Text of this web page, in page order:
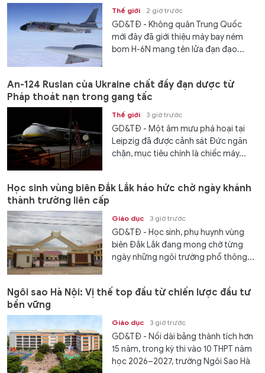
Thế giới 2 giờ trước
GD&TĐ - Không quân Trung Quốc
mới đây đã giới thiệu máy bay ném
bom H-6N mang tên lửa đạn đạo...
An-124 Ruslan của Ukraine chất đầy đạn dược từ
Pháp thoát nạn trong gang tấc
Thế giới 3 giờ trước
GD&TĐ - Một âm mưu phá hoại tại
Leipzig đã được cảnh sát Đức ngăn
chặn, mục tiêu chính là chiếc máy...
Học sinh vùng biên Đắk Lắk háo hức chờ ngày khánh
thành trường liên cấp
Giáo dục 3 giờ trước
GD&TĐ - Học sinh, phụ huynh vùng
biên Đắk Lắk đang mong chờ từng
ngày những ngôi trường phổ thông...
Ngôi sao Hà Nội: Vị thế top đầu từ chiến lược đầu tư
bền vững
Giáo dục 3 giờ trước
GD&TĐ - Nối dài bảng thành tích hơn
15 năm, trong kỳ thi vào 10 THPT năm
học 2026–2027, trường Ngôi Sao Hà